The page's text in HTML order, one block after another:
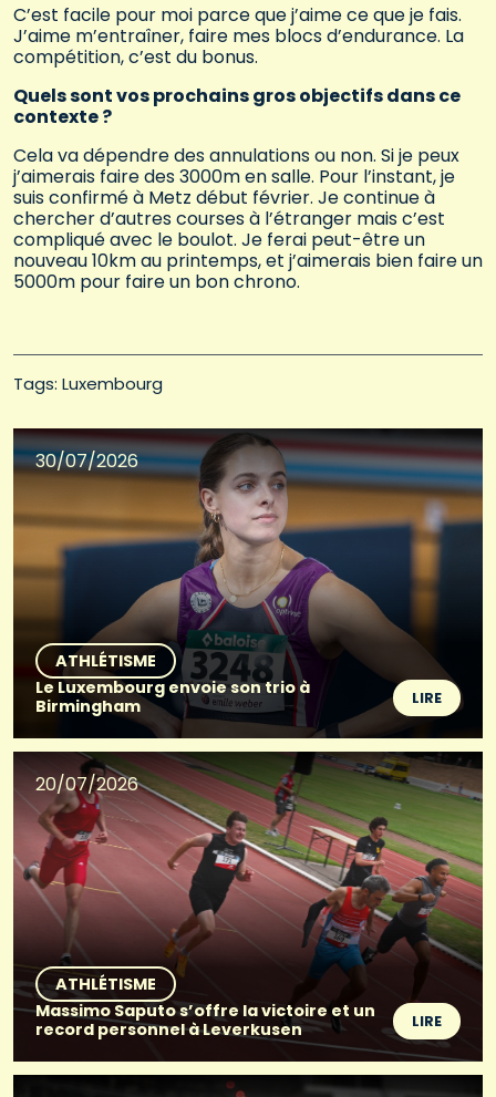
C’est facile pour moi parce que j’aime ce que je fais.
J’aime m’entraîner, faire mes blocs d’endurance. La
compétition, c’est du bonus.
Quels sont vos prochains gros objectifs dans ce
contexte ?
Cela va dépendre des annulations ou non. Si je peux
j’aimerais faire des 3000m en salle. Pour l’instant, je
suis confirmé à Metz début février. Je continue à
chercher d’autres courses à l’étranger mais c’est
compliqué avec le boulot. Je ferai peut-être un
nouveau 10km au printemps, et j’aimerais bien faire un
5000m pour faire un bon chrono.
Tags: Luxembourg
30/07/2026
ATHLÉTISME
Le Luxembourg envoie son trio à
Birmingham
LIRE
20/07/2026
ATHLÉTISME
Massimo Saputo s’offre la victoire et un
record personnel à Leverkusen
LIRE